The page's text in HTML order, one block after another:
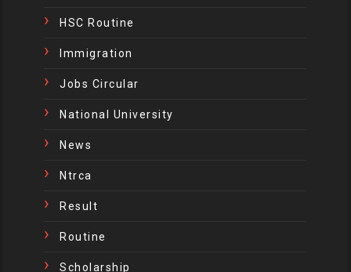
HSC Routine
Immigration
Jobs Circular
National University
News
Ntrca
Result
Routine
Scholarship